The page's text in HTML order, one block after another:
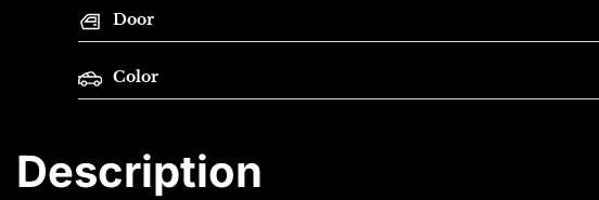
Door
Color
Description